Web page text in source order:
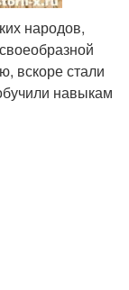
народов,
вскоре стали
навыкам